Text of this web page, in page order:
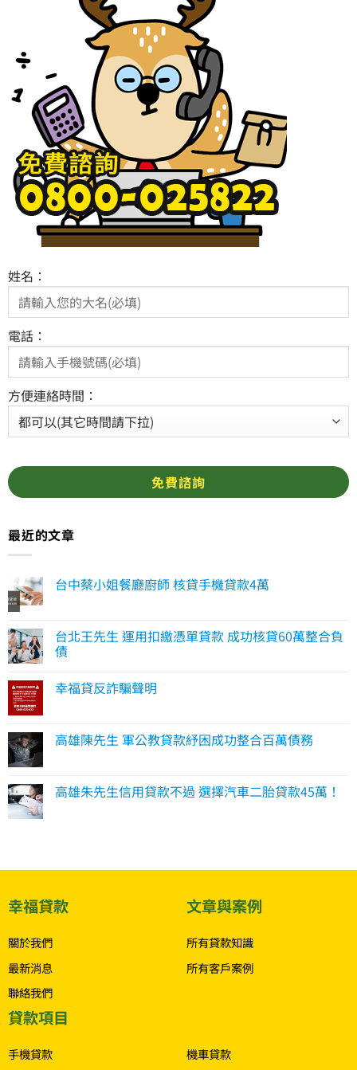
姓名：
電話：
方便連絡時間：
最近的文章
台中蔡小姐餐廳廚師 核貸手機貸款4萬
台北王先生 運用扣繳憑單貸款 成功核貸60萬整合負
債
幸福貸反詐騙聲明
高雄陳先生 軍公教貸款紓困成功整合百萬債務
高雄朱先生信用貸款不過 選擇汽車二胎貸款45萬！
幸福貸款
關於我們
最新消息
聯絡我們
文章與案例
所有貸款知識
所有客戶案例
貸款項目
手機貸款 機車貸款